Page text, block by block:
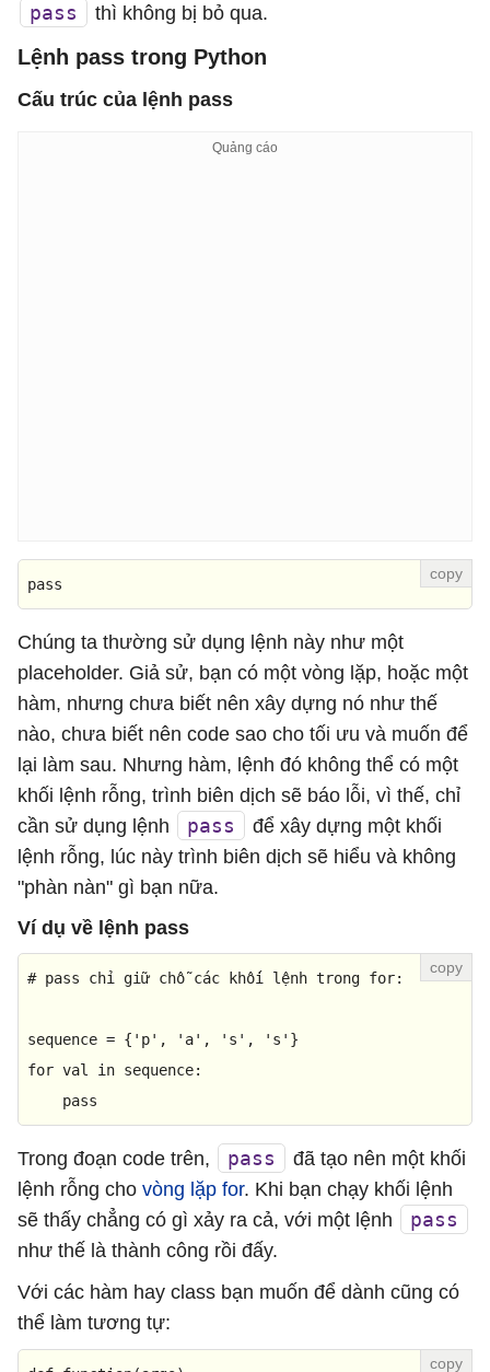
pass thì không bị bỏ qua.
Lệnh pass trong Python
Cấu trúc của lệnh pass
pass
Chúng ta thường sử dụng lệnh này như một
placeholder. Giả sử, bạn có một vòng lặp, hoặc một
hàm, nhưng chưa biết nên xây dựng nó như thế
nào, chưa biết nên code sao cho tối ưu và muốn để
lại làm sau. Nhưng hàm, lệnh đó không thể có một
khối lệnh rỗng, trình biên dịch sẽ báo lỗi, vì thế, chỉ
cần sử dụng lệnh
pass
để xây dựng một khối
lệnh rỗng, lúc này trình biên dịch sẽ hiểu và không
"phàn nàn" gì bạn nữa.
Ví dụ về lệnh pass
# pass chỉ giữ chỗ các khối lệnh trong for:
sequence = { 'p' , 'a' , 's' , 's'
for val in sequence:
pass
Trong đoạn code trên, pass
đã tạo nên một khối
lệnh rỗng cho vòng lặp for. Khi bạn chạy khối lệnh
sẽ thấy chẳng có gì xảy ra cả, với một lệnh
pass
như thế là thành công rồi đấy.
Với các hàm hay class bạn muốn để dành cũng có
thể làm tương tự: